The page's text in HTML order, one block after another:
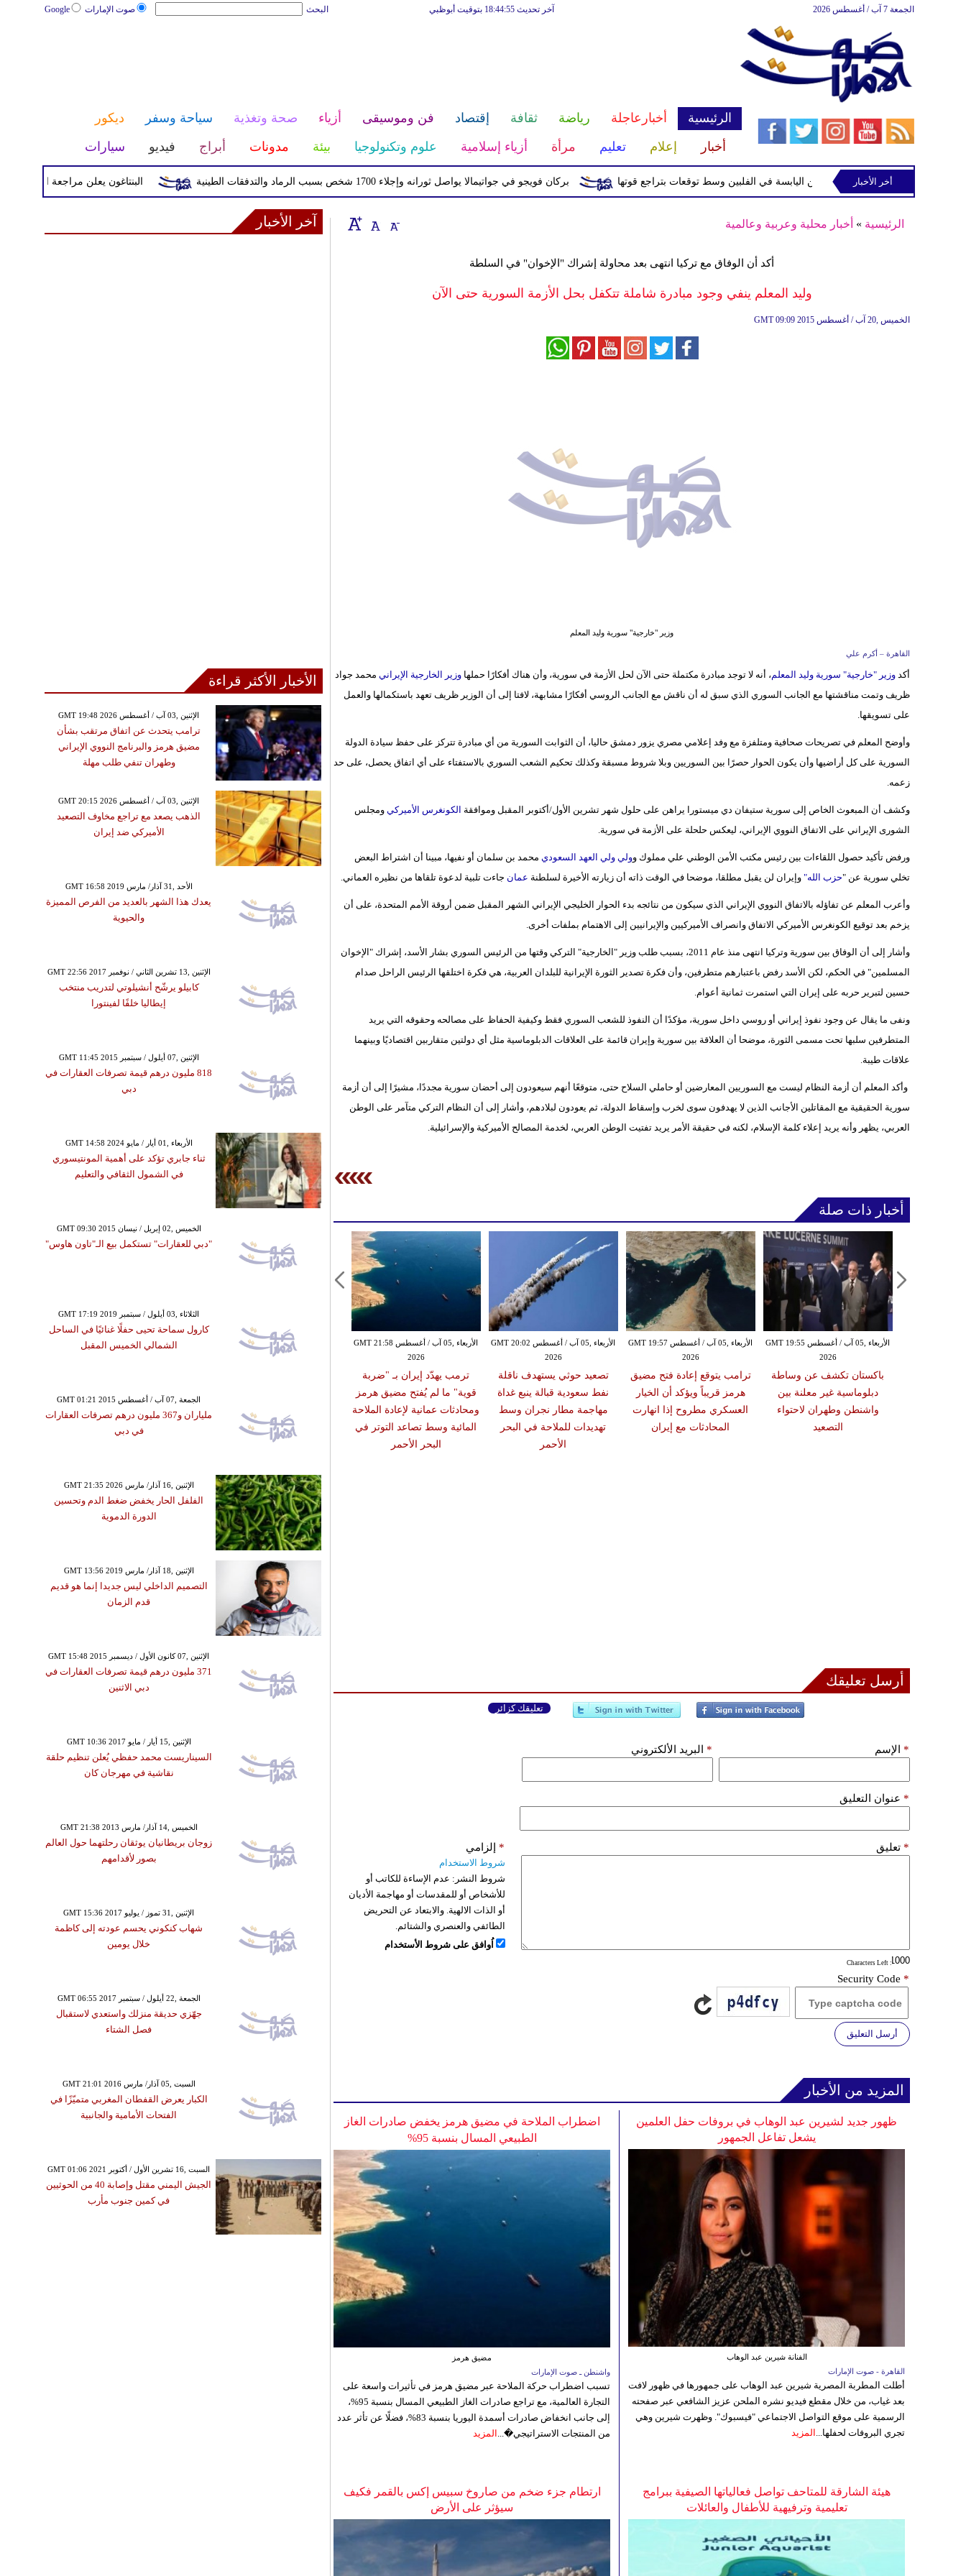
صوت الإمارات Google البحث آخر تحديث 18:44:55 بتوقيت أبوظبي الجمعة 7 آب / أغسطس 2026
الرئيسية أخبارعاجلة رياضة ثقافة إقتصاد فن وموسيقى أزياء صحة وتغذية سياحة وسفر
ديكور
أخبار
إعلام تعليم مرأة أزياء إسلامية علوم وتكنولوجيا بيئة مدونات أبراج فيديو سيارات
البنتاغون يعلن مراجعة التواجد العسكري بركان فويجو في جواتيمالا يواصل ثورانه وإجلاء 1700 شخص بسبب الرماد والتدفقات الطينية الاستوائية "مايماي" تقترب من اليابسة في الفلبين وسط توقعات بتراجع قوتها
أخر الأخبار
الرئيسية » أخبار محلية وعربية وعالمية
أكد أن الوفاق مع تركيا انتهى بعد محاولة إشراك "الإخوان" في السلطة
وليد المعلم ينفي وجود مبادرة شاملة تتكفل بحل الأزمة السورية حتى الآن
GMT 09:09 2015 الخميس ,20 آب / أغسطس
وزير "خارجية" سورية وليد المعلم
القاهرة – أكرم علي
أكد وزير "خارجية" سورية وليد المعلم، أنه لا توجد مبادرة مكتملة حتى الآن لحل الأزمة في سورية، وأن هناك أفكارًا حملها وزير الخارجية الإيرانيمحمد جواد
ظريف وتمت مناقشتها مع الجانب السوري الذي سبق له أن ناقش مع الجانب الروسي أفكارًا مشابهة، لافتا إلى أن الوزير ظريف تعهد باستكمالها والعمل
على تسويقها.
وأوضح المعلم في تصريحات صحافية ومتلفزة مع وفد إعلامي مصري يزور دمشق حاليا، أن الثوابت السورية من أي مبادرة تتركز على حفظ سيادة الدولة
السورية على كل أراضيها وأن يكون الحوار حصرًا بين السوريين وبلا شروط مسبقة وكذلك تحكيم الشعب السوري بالاستفتاء على أي اتفاق يحصل، على حد
زعمه.
وكشف أن المبعوث الخاص إلى سورية ستيفان دي ميستورا يراهن على حلول شهر تشرين الأول/أكتوبر المقبل وموافقة الكونغرس الأميركيومجلس
الشورى الإيراني على الاتفاق النووي الإيراني، ليعكس حلحلة على الأزمة في سورية.
ورفض تأكيد حصول اللقاءات بين رئيس مكتب الأمن الوطني علي مملوك وولي ولي العهد السعوديمحمد بن سلمان أو نفيها، مبينا أن اشتراط البعض
تخلي سورية عن "حزب الله" وإيران لن يقبل مطلقا، موضحا في الوقت ذاته أن زيارته الأخيرة لسلطنة عمان جاءت تلبية لدعوة تلقاها من نظيره العماني.
وأعرب المعلم عن تفاؤله بالاتفاق النووي الإيراني الذي سيكون من نتائجه بدء الحوار الخليجي الإيراني الشهر المقبل ضمن أروقة الأمم المتحدة، على أن
يزخم بعد توقيع الكونغرس الأميركي الاتفاق وانصراف الأميركيين والإيرانيين إلى الاهتمام بملفات أخرى.
وأشار إلى أن الوفاق بين سورية وتركيا انتهى منذ عام 2011، بسبب طلب وزير "الخارجية" التركي وقتها من الرئيس السوري بشار الأسد، إشراك "الإخوان
المسلمين" في الحكم، لكن الأسد رفض باعتبارهم متطرفين، وأن فكرة تصدير الثورة الإيرانية للبلدان العربية، هي فكرة اختلقها الرئيس الراحل صدام
حسين لتبرير حربه على إيران التي استمرت ثمانية أعوام.
ونفى ما يقال عن وجود نفوذ إيراني أو روسي داخل سورية، مؤكدًا أن النفوذ للشعب السوري فقط وكيفية الحفاظ على مصالحه وحقوقه التي يريد
المتطرفين سلبها تحت مسمى الثورة، موضحا أن العلاقة بين سورية وإيران قائمة على العلاقات الدبلوماسية مثل أي دولتين متقاربين اقتصاديًا وبينهما
علاقات طيبة.
وأكد المعلم أن أزمة النظام ليست مع السوريين المعارضين أو حاملي السلاح حتى، متوقعًا أنهم سيعودون إلى أحضان سورية مجددًا، مشيرًا إلى أن أزمة
سورية الحقيقية مع المقاتلين الأجانب الذين لا يهدفون سوى لخرب وإسقاط الدولة، ثم يعودون لبلادهم، وأشار إلى أن النظام التركي متآمر على الوطن
العربي، يظهر وأنه يريد إعلاء كلمة الإسلام، لكنه في حقيقة الأمر يريد تفتيت الوطن العربي، لخدمة المصالح الأميركية والإسرائيلية.
أخبار ذات صلة
الأربعاء ,05 آب / أغسطس GMT 21:58
2026
ترمب يهدّد إيران بـ "ضربة
قوية" ما لم يُفتح مضيق هرمز
ومحادثات عمانية لإعادة الملاحة
المائية وسط تصاعد التوتر في
البحر الأحمر
الأربعاء ,05 آب / أغسطس GMT 20:02
2026
تصعيد حوثي يستهدف ناقلة
نفط سعودية قبالة ينبع غداة
مهاجمة مطار نجران وسط
تهديدات للملاحة في البحر
الأحمر
الأربعاء ,05 آب / أغسطس GMT 19:57
2026
ترامب يتوقع إعادة فتح مضيق
هرمز قريباً ويؤكد أن الخيار
العسكري مطروح إذا انهارت
المحادثات مع إيران
الأربعاء ,05 آب / أغسطس GMT 19:55
2026
باكستان تكشف عن وساطة
دبلوماسية غير معلنة بين
واشنطن وطهران لاحتواء
التصعيد
أرسل تعليقك
تعليقك كزائر
الإسم * البريد الألكتروني *
عنوان التعليق *
تعليق *
: Characters Left
إلزامي *
شروط الاستخدام
شروط النشر: عدم الإساءة للكاتب أو
للأشخاص أو للمقدسات أو مهاجمة الأديان
أو الذات الالهية. والابتعاد عن التحريض
الطائفي والعنصري والشتائم.
اُوافق على شروط الأستخدام
Security Code *
أرسل التعليق
المزيد من الأخبار
اضطراب الملاحة في مضيق هرمز يخفض صادرات الغاز
الطبيعي المسال بنسبة 95%
مضيق هرمز
واشنطن ـ صوت الإمارات
تسبب اضطراب حركة الملاحة عبر مضيق هرمز في تأثيرات واسعة على
التجارة العالمية، مع تراجع صادرات الغاز الطبيعي المسال بنسبة 95%،
إلى جانب انخفاض صادرات أسمدة اليوريا بنسبة 83%، فضلًا عن تأثر عدد
من المنتجات الاستراتيجي�... المزيد
ظهور جديد لشيرين عبد الوهاب في بروفات حفل العلمين
يشعل تفاعل الجمهور
الفنانة شيرين عبد الوهاب
القاهرة - صوت الإمارات
أطلت المطربة المصرية شيرين عبد الوهاب على جمهورها في ظهور لافت
بعد غياب، من خلال مقطع فيديو نشره الملحن عزيز الشافعي عبر صفحته
الرسمية على موقع التواصل الاجتماعي "فيسبوك". وظهرت شيرين وهي
تجري البروفات لحفلها... المزيد
ارتطام جزء ضخم من صاروخ سبيس إكس بالقمر فكيف
سيؤثر على الأرض
هيئة الشارقة للمتاحف تواصل فعالياتها الصيفية ببرامج
تعليمية وترفيهية للأطفال والعائلات
آخر الأخبار
الأخبار الأكثر قراءة
GMT 19:48 2026 الإثنين ,03 آب / أغسطس
ترامب يتحدث عن اتفاق مرتقب بشأن
مضيق هرمز والبرنامج النووي الإيراني
وطهران تنفي طلب مهلة
GMT 20:15 2026 الإثنين ,03 آب / أغسطس
الذهب يصعد مع تراجع مخاوف التصعيد
الأميركي ضد إيران
GMT 16:58 2019 الأحد ,31 آذار/ مارس
يعدك هذا الشهر بالعديد من الفرص المميزة
والحيوية
GMT 22:56 2017 الإثنين ,13 تشرين الثاني / نوفمبر
كابيلو يرشّح أنشيلوتي لتدريب منتخب
إيطاليا خلفًا لفينتورا
GMT 11:45 2015 الإثنين ,07 أيلول / سبتمبر
818 مليون درهم قيمة تصرفات العقارات في
دبي
GMT 14:58 2024 الأربعاء ,01 أيار / مايو
ثناء جابري تؤكد على أهمية المونتيسوري
في الشمول الثقافي والتعليم
GMT 09:30 2015 الخميس ,02 إبريل / نيسان
"دبي للعقارات" تستكمل بيع الـ"تاون هاوس"
GMT 17:19 2019 الثلاثاء ,03 أيلول / سبتمبر
كارول سماحة تحيى حفلًا غنائيًا في الساحل
الشمالي الخميس المقبل
GMT 01:21 2015 الجمعة ,07 آب / أغسطس
ملياران و367 مليون درهم تصرفات العقارات
في دبي
GMT 21:35 2026 الإثنين ,16 آذار/ مارس
الفلفل الحار يخفض ضغط الدم وتحسين
الدورة الدموية
GMT 13:56 2019 الإثنين ,18 آذار/ مارس
التصميم الداخلي ليس جديدا إنما هو قديم
قدم الزمان
GMT 15:48 2015 الإثنين ,07 كانون الأول / ديسمبر
371 مليون درهم قيمة تصرفات العقارات في
دبي الاثنين
GMT 10:36 2017 الإثنين ,15 أيار / مايو
السيناريست محمد حفظي يُعلن تنظيم حلقة
نقاشية في مهرجان كان
GMT 21:38 2013 الخميس ,14 آذار/ مارس
زوجان بريطانيان يوثقان رحلتهما حول العالم
بصور لأقدامهم
GMT 15:36 2017 الإثنين ,31 تموز / يوليو
شهاب كنكوني يحسم عودته إلى كاظمة
خلال يومين
GMT 06:55 2017 الجمعة ,22 أيلول / سبتمبر
جهّزي حديقة منزلك واستعدي لاستقبال
فصل الشتاء
GMT 21:01 2016 السبت ,05 آذار/ مارس
الكبار يعرض القفطان المغربي متميّزًا في
الفتحات الأمامية والجانبية
GMT 01:06 2021 السبت ,16 تشرين الأول / أكتوبر
الجيش اليمني مقتل وإصابة 40 من الحوثيين
في كمين جنوب مأرب